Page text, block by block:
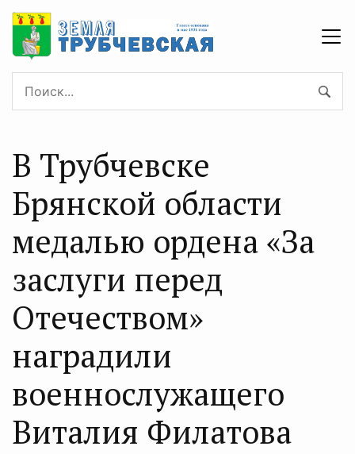
В Трубчевске
Брянской области
медалью ордена «За
заслуги перед
Отечеством»
наградили
военнослужащего
Виталия Филатова